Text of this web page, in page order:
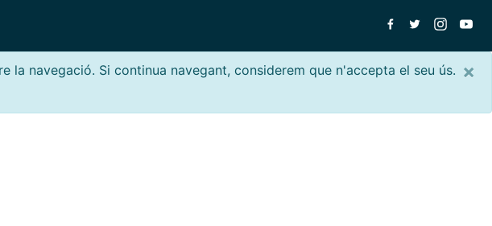
×
navegació. Si continua navegant, considerem que n'accepta el seu ús.